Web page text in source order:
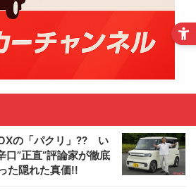
の「パクリ」?? い
”正直”評論家が徹底
た隠れた真価!!